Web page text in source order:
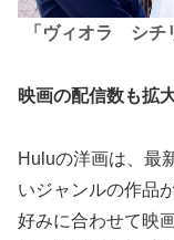
「ヴィオラ シチ
映画の配信数も拡
Huluの洋画は、最
いジャンルの作品
好みに合わせて映